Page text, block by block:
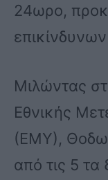
24ωρο,
Μιλώντας
Εθνικής
(ΕΜΥ),
από τις 5